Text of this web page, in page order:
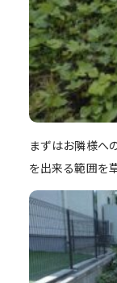
まずはお隣様へ
を出来る範囲を